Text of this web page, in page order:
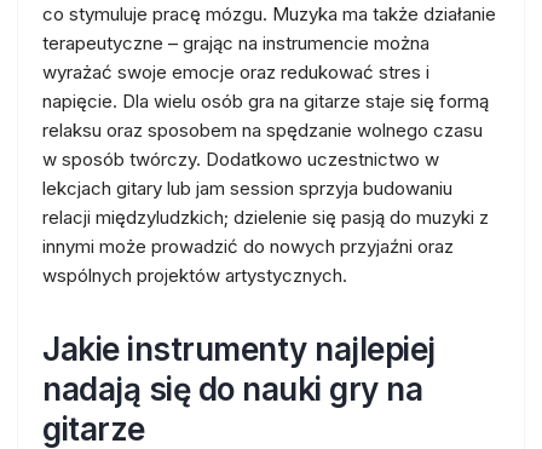
co stymuluje pracę mózgu. Muzyka ma także działanie
terapeutyczne – grając na instrumencie można
wyrażać swoje emocje oraz redukować stres i
napięcie. Dla wielu osób gra na gitarze staje się formą
relaksu oraz sposobem na spędzanie wolnego czasu
w sposób twórczy. Dodatkowo uczestnictwo w
lekcjach gitary lub jam session sprzyja budowaniu
relacji międzyludzkich; dzielenie się pasją do muzyki z
innymi może prowadzić do nowych przyjaźni oraz
wspólnych projektów artystycznych.
Jakie instrumenty najlepiej
nadają się do nauki gry na
gitarze